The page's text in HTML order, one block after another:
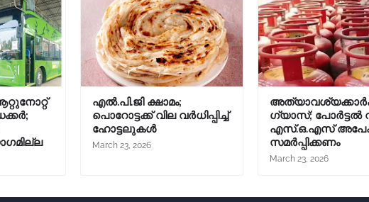
എൽ.പി.ജി ക്ഷാമം;
പൊറോട്ടക്ക് വില വർധിപ്പിച്ച്
ഹോട്ടലുകൾ
March 23, 2026
ഗ്യാസ്; പോർട്ടൽ
എസ്.ഒ.എസ്
സമർപ്പിക്കണം
March 23, 2026